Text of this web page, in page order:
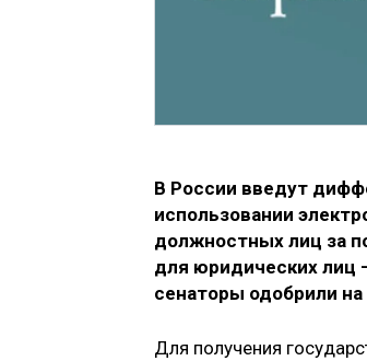
В России введут
использовании
должностных лиц за
для юридических лиц
сенаторы одобрили
Для получения